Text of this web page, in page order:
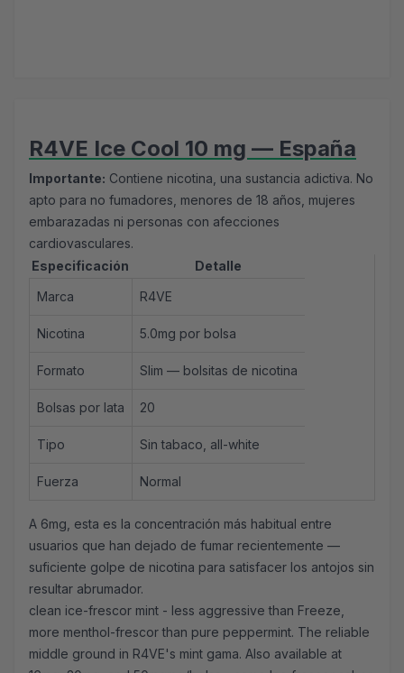
R4VE Ice Cool 10 mg — España
Importante: Contiene nicotina, una sustancia adictiva. No
apto para no fumadores, menores de 18 años, mujeres
embarazadas ni personas con afecciones
cardiovasculares.
Especificación
Detalle
Marca
R4VE
Nicotina 5.0mg por bolsa
Formato Slim — bolsitas de nicotina
Bolsas por lata 20
Tipo Sin tabaco, all-white
Fuerza Normal
A 6mg, esta es la concentración más habitual entre
usuarios que han dejado de fumar recientemente —
suficiente golpe de nicotina para satisfacer los antojos sin
resultar abrumador.
clean ice-frescor mint - less aggressive than Freeze,
more menthol-frescor than pure peppermint. The reliable
middle ground in R4VE's mint gama. Also available at